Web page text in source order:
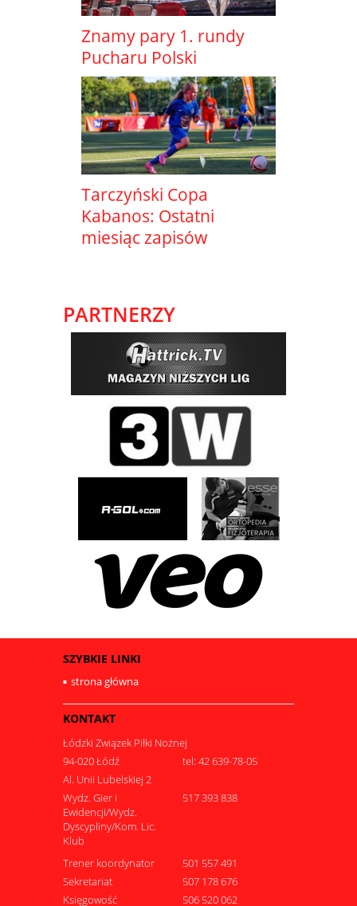
Znamy pary 1. rundy
Pucharu Polski
Tarczyński Copa
Kabanos: Ostatni
miesiąc zapisów
PARTNERZY
SZYBKIE LINKI
strona główna
KONTAKT
Łódzki Związek Piłki Nożnej
94-020 Łódź
tel: 42 639-78-05
Al. Unii Lubelskiej 2
Wydz. Gier i
Ewidencji/Wydz.
Dyscypliny/Kom. Lic.
Klub
517 393 838
Trener koordynator
501 557 491
Sekretariat
507 178 676
Księgowość
506 520 062